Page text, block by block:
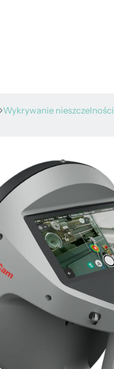
Wykrywanie nieszczelności